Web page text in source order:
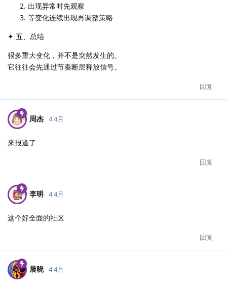
出现异常时先观察
等变化连续出现再调整策略
✦ 五、总结
很多重大变化，并不是突然发生的。
它往往会先通过节奏断层释放信号。
回复
周杰 4 4月
来报道了
回复
李明 4 4月
这个好全面的社区
回复
晨晓 4 4月